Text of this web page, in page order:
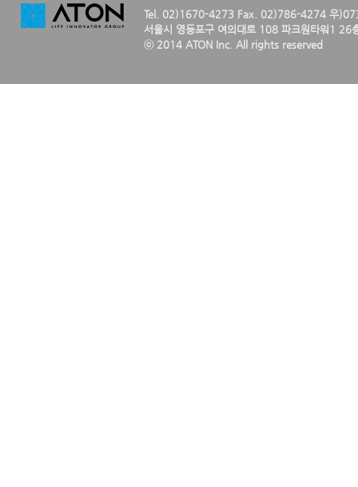
Tel. 02)1670-4273 Fax. 02)786-4274 우
서울시 영등포구 여의대로 108 파크원타워1 26
ⓒ 2014 ATON Inc. All rights reserved